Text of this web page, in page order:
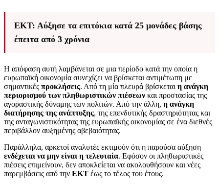
ΕΚΤ: Αύξησε τα επιτόκια κατά 25 μονάδες βάσης
έπειτα από 3 χρόνια
Η απόφαση αυτή λαμβάνεται σε μια περίοδο κατά την οποία η
ευρωπαϊκή οικονομία συνεχίζει να βρίσκεται αντιμέτωπη με
σημαντικές προκλήσεις. Από τη μία πλευρά βρίσκεται η ανάγκη
περιορισμού των πληθωριστικών πιέσεων και προστασίας της
αγοραστικής δύναμης των πολιτών. Από την άλλη, η ανάγκη
διατήρησης της ανάπτυξης, της επενδυτικής δραστηριότητας και
της ανταγωνιστικότητας της ευρωπαϊκής οικονομίας σε ένα διεθνές
περιβάλλον αυξημένης αβεβαιότητας.
Παράλληλα, αρκετοί αναλυτές εκτιμούν ότι η παρούσα αύξηση
ενδέχεται να μην είναι η τελευταία. Εφόσον οι πληθωριστικές
πιέσεις επιμείνουν, δεν αποκλείεται να ακολουθήσουν και νέες
παρεμβάσεις από την ΕΚΤ έως το τέλος του έτους.